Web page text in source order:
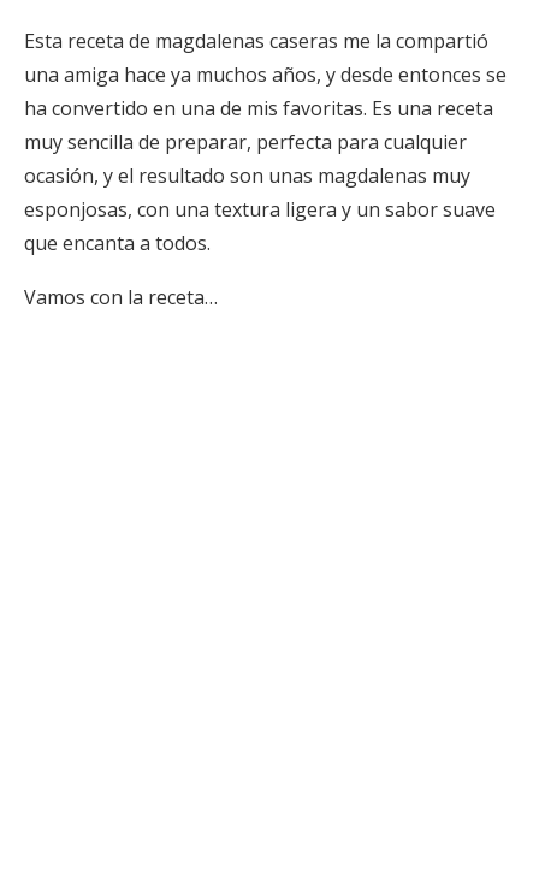
Esta receta de magdalenas caseras me la compartió
una amiga hace ya muchos años, y desde entonces se
ha convertido en una de mis favoritas. Es una receta
muy sencilla de preparar, perfecta para cualquier
ocasión, y el resultado son unas magdalenas muy
esponjosas, con una textura ligera y un sabor suave
que encanta a todos.
Vamos con la receta…